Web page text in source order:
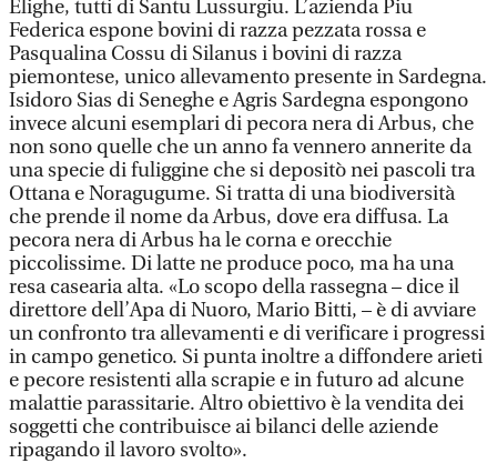
Elighe, tutti di Santu Lussurgiu. L’azienda Piu
Federica espone bovini di razza pezzata rossa e
Pasqualina Cossu di Silanus i bovini di razza
piemontese, unico allevamento presente in Sardegna.
Isidoro Sias di Seneghe e Agris Sardegna espongono
invece alcuni esemplari di pecora nera di Arbus, che
non sono quelle che un anno fa vennero annerite da
una specie di fuliggine che si depositò nei pascoli tra
Ottana e Noragugume. Si tratta di una biodiversità
che prende il nome da Arbus, dove era diffusa. La
pecora nera di Arbus ha le corna e orecchie
piccolissime. Di latte ne produce poco, ma ha una
resa casearia alta. «Lo scopo della rassegna – dice il
direttore dell’Apa di Nuoro, Mario Bitti, – è di avviare
un confronto tra allevamenti e di verificare i progressi
in campo genetico. Si punta inoltre a diffondere arieti
e pecore resistenti alla scrapie e in futuro ad alcune
malattie parassitarie. Altro obiettivo è la vendita dei
soggetti che contribuisce ai bilanci delle aziende
ripagando il lavoro svolto».